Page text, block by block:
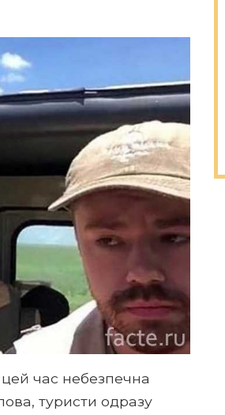
час небезпечна
туристи одразу